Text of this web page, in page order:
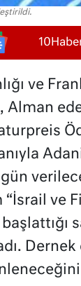
ve
Alman
ve